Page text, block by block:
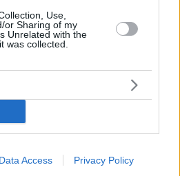
Use,
or Sharing of my
Unrelated with the
was collected.
Data Access Privacy Policy
εισέβαλε σε ναυτιλιακή
τα ΕΚΑΜ